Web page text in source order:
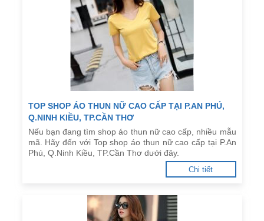
TOP SHOP ÁO THUN NỮ CAO CẤP TẠI P.AN PHÚ,
Q.NINH KIỀU, TP.CẦN THƠ
Nếu bạn đang tìm shop áo thun nữ cao cấp, nhiều mẫu
mã. Hãy đến với Top shop áo thun nữ cao cấp tại P.An
Phú, Q.Ninh Kiều, TP.Cần Thơ dưới đây.
Chi tiết